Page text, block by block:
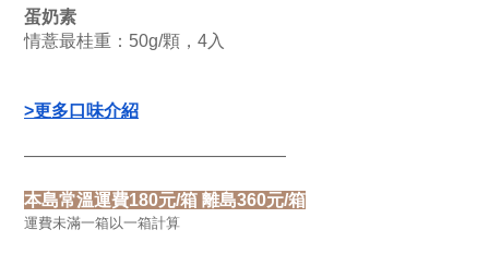
蛋奶素
情薏最桂重：50g/顆，4入
>更多口味介紹
———————————————
本島常溫運費180元/箱 離島360元/箱
運費未滿一箱以一箱計算